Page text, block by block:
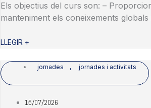
Els objectius del curs son: –
manteniment els coneixements globals
LLEGIR +
jornades , jornades i activitats
15/07/2026